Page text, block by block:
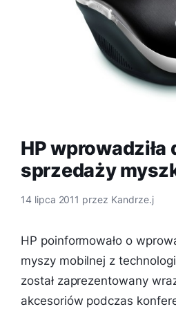
HP wprowadziła
sprzedaży
14 lipca 2011 przez Kandrze.j
HP poinformowało o
myszy mobilnej z
został zaprezentowany
akcesoriów podczas